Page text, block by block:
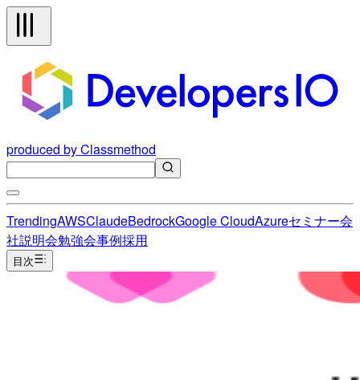
produced by Classmethod
TrendingAWSClaudeBedrockGoogle CloudAzureセミナー会
社説明会勉強会事例採用
目次